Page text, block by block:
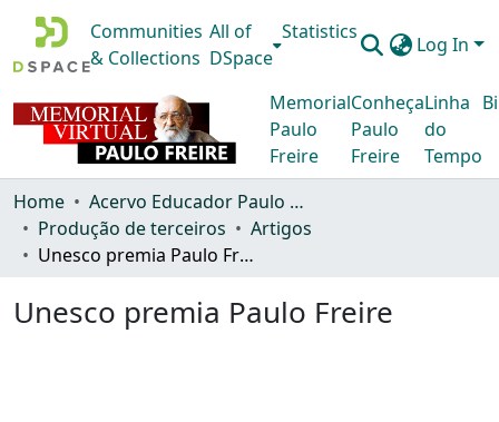
Communities
& Collections
All of
DSpace
Statistics
Log In
Memorial
Paulo
Freire
Conheça
Paulo
Freire
Linha
do
Tempo
Home
Acervo Educador Paulo Freire
Produção de terceiros
Artigos
Unesco premia Paulo Freire
Unesco premia Paulo Freire